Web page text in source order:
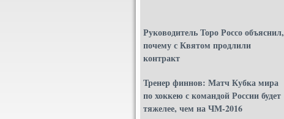
Руководитель Торо Россо объяснил,
почему с Квятом продлили
контракт
Тренер финнов: Матч Кубка мира
по хоккею с командой России будет
тяжелее, чем на ЧМ-2016